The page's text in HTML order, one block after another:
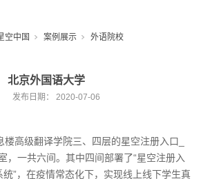
空中国 案例展示 外语院校
北京外国语大学
发布日期： 2020-07-06
高级翻译学院三、四层的星空注册入口_
，一共六间。其中四间部署了“星空注册入
”，在疫情常态化下，实现线上线下学生真